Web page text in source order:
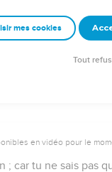
dans un lieu
; et la pierre
abattu ; et la
en vidéo pour le
car tu ne sais pas
mes cookies
Tout